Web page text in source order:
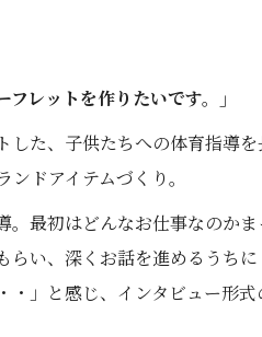
フレットを作りたいです。」
した、子供たちへの体育指導
ドアイテムづくり。
。最初はどんなお仕事なのか
らい、深くお話を進めるうち
・」と感じ、インタビュー形式